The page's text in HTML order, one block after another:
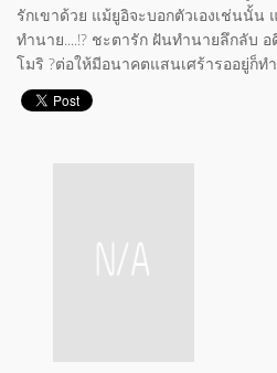
รักเขาด้วย แม้ยูอิจะบอกตัวเองเช่นนั้น
ทำนาย....!? ชะตารัก ฝันทำนายลึกลับ
โมริ ?ต่อให้มีอนาคตแสนเศร้ารออยู่ก็ท